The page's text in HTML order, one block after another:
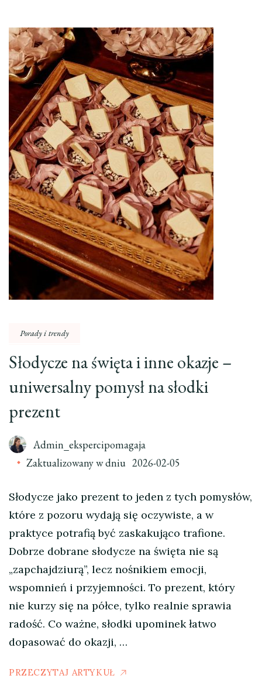
Porady i trendy
Słodycze na święta i inne okazje –
uniwersalny pomysł na słodki
prezent
Admin_ekspercipomagaja
Zaktualizowany w dniu 2026-02-05
Słodycze jako prezent to jeden z tych pomysłów,
które z pozoru wydają się oczywiste, a w
praktyce potrafią być zaskakująco trafione.
Dobrze dobrane słodycze na święta nie są
„zapchajdziurą”, lecz nośnikiem emocji,
wspomnień i przyjemności. To prezent, który
nie kurzy się na półce, tylko realnie sprawia
radość. Co ważne, słodki upominek łatwo
dopasować do okazji, …
PRZECZYTAJ ARTYKUŁ